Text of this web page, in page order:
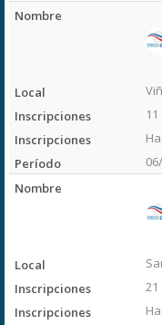
11
21